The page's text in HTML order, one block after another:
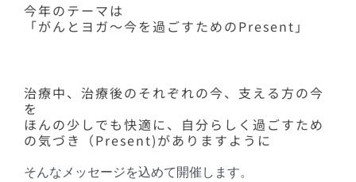
今年のテーマは
「がんとヨガ〜今を過ごすためのPresent」
治療中、治療後のそれぞれの今、支える方の今
を
ほんの少しでも快適に、自分らしく過ごすため
の気づき（Present)がありますように
そんなメッセージを込めて開催します。